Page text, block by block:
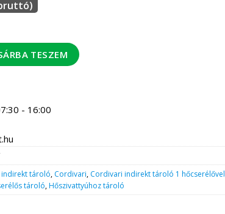
XL WC tároló PN-10 hőcserélő 6 m2 mennyiség
TESZEM
- 16:00
indirekt tároló, Cordivari, Cordivari indirekt tároló 1 hőcserélővel
tároló,Hőszivattyúhoz tároló